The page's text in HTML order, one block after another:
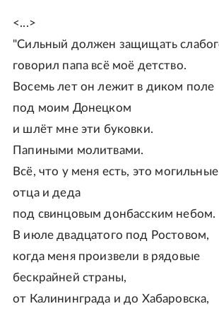
<...>
"Сильный должен защищать
говорил папа всё моё детство.
Восемь лет он лежит в диком поле
под моим Донецком
и шлёт мне эти буковки.
Папиными молитвами.
Всё, что у меня есть, это
отца и деда
под свинцовым донбасским небом.
В июле двадцатого под Ростовом,
когда меня произвели в рядовые
бескрайней страны,
от Калининграда и до Хабаровска,